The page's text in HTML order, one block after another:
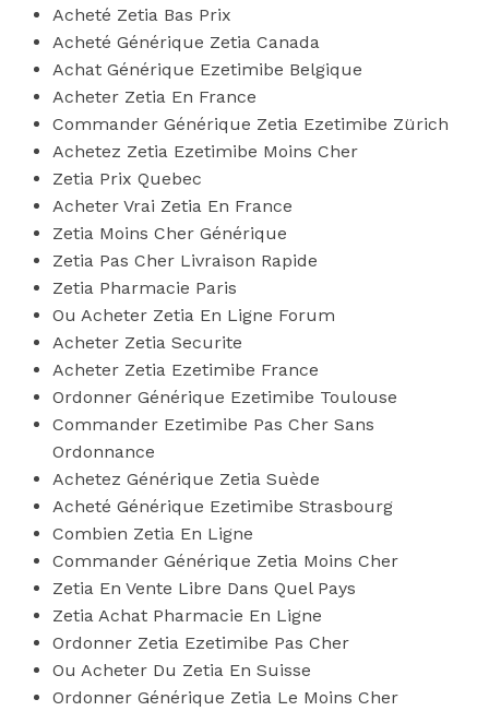
Acheté Zetia Bas Prix
Acheté Générique Zetia Canada
Achat Générique Ezetimibe Belgique
Acheter Zetia En France
Commander Générique Zetia Ezetimibe Zürich
Achetez Zetia Ezetimibe Moins Cher
Zetia Prix Quebec
Acheter Vrai Zetia En France
Zetia Moins Cher Générique
Zetia Pas Cher Livraison Rapide
Zetia Pharmacie Paris
Ou Acheter Zetia En Ligne Forum
Acheter Zetia Securite
Acheter Zetia Ezetimibe France
Ordonner Générique Ezetimibe Toulouse
Commander Ezetimibe Pas Cher Sans
Ordonnance
Achetez Générique Zetia Suède
Acheté Générique Ezetimibe Strasbourg
Combien Zetia En Ligne
Commander Générique Zetia Moins Cher
Zetia En Vente Libre Dans Quel Pays
Zetia Achat Pharmacie En Ligne
Ordonner Zetia Ezetimibe Pas Cher
Ou Acheter Du Zetia En Suisse
Ordonner Générique Zetia Le Moins Cher